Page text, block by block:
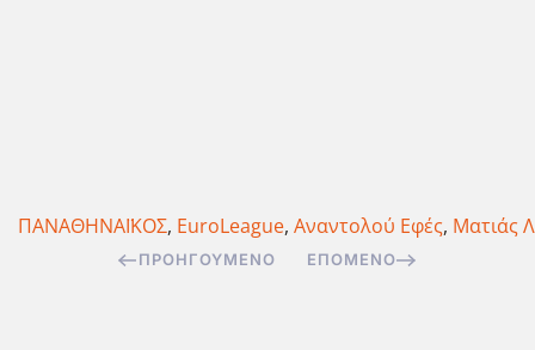
ΠΑΝΑΘΗΝΑΪΚΟΣ, EuroLeague, Αναντολού Εφές, Ματιάς
ΠΡΟΗΓΟΎΜΕΝΟ ΕΠΌΜΕΝΟ